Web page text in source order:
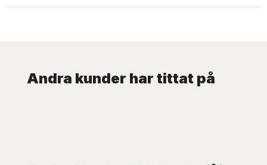
Andra kunder har tittat på